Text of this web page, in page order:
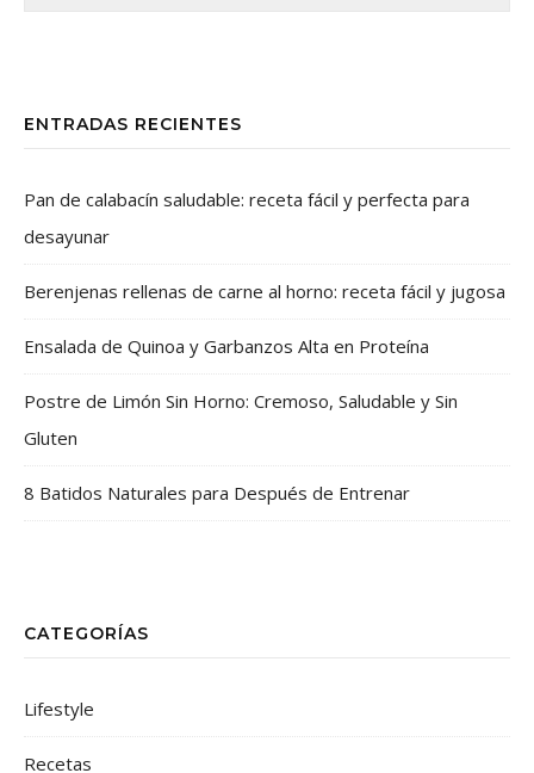
ENTRADAS RECIENTES
Pan de calabacín saludable: receta fácil y perfecta para
desayunar
Berenjenas rellenas de carne al horno: receta fácil y jugosa
Ensalada de Quinoa y Garbanzos Alta en Proteína
Postre de Limón Sin Horno: Cremoso, Saludable y Sin
Gluten
8 Batidos Naturales para Después de Entrenar
CATEGORÍAS
Lifestyle
Recetas